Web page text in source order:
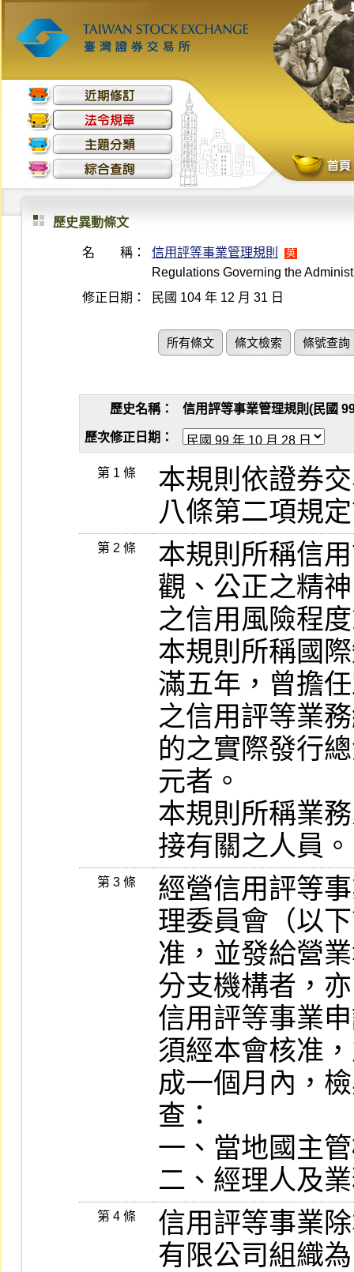
歷史異動條文
名 稱： 信用評等事業管理規則 英
Regulations Governing the
修正日期：
民國 104 年 12 月 31 日
所有條文 條文檢索 條號查詢
歷史名稱： 信用評等事業管理規則(民國
歷次修正日期：
第 1 條
本規則依證券
八條第二項規
第 2 條
本規則所稱信
觀、公正之精
之信用風險程
本規則所稱國
滿五年，曾擔
之信用評等業
的之實際發行
元者。
本規則所稱業
接有關之人員。
第 3 條
經營信用評等
理委員會（以
准，並發給營
分支機構者，
信用評等事業
須經本會核准
成一個月內，
查：
一、當地國主
二、經理人及
第 4 條
信用評等事業
有限公司組織